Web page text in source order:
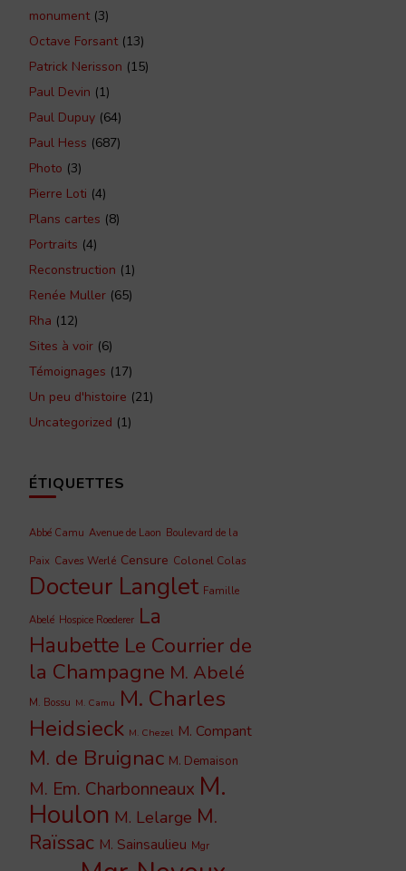
monument(3)
Octave Forsant(13)
Patrick Nerisson (15)
Paul Devin (1)
Paul Dupuy (64)
Paul Hess (687)
Photo (3)
Pierre Loti (4)
Plans cartes (8)
Portraits (4)
Reconstruction (1)
Renée Muller (65)
Rha (12)
Sites à voir (6)
Témoignages (17)
Un peu d'histoire (21)
Uncategorized (1)
ÉTIQUETTES
Abbé Camu Avenue de Laon Boulevard de la
Paix Caves Werlé Censure Colonel Colas
Docteur Langlet Famille
Abelé Hospice Roederer La
Haubette Le Courrier de
la Champagne M. Abelé
M. Bossu M. Camu M. Charles
Heidsieck M. Chezel M. Compant
M. de Bruignac M. Demaison
M. Em. Charbonneaux M.
Houlon M. Lelarge M.
Raïssac M. Sainsaulieu Mgr